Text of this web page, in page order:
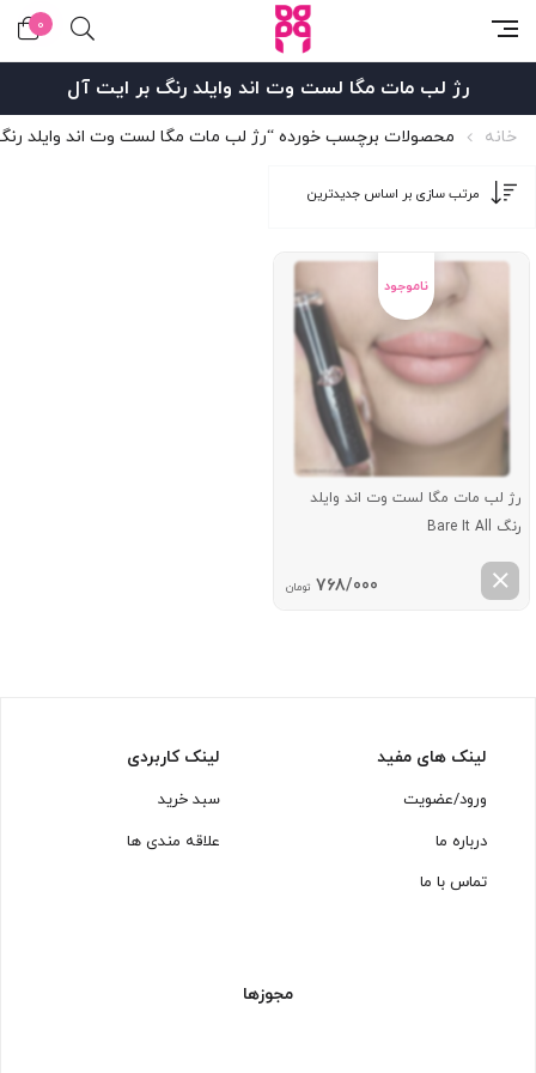
0
رژ لب مات مگا لست وت اند وایلد رنگ بر ایت آل
خانه محصولات برچسب خورده “رژ لب مات مگا لست وت اند وایلد
رژ لب مات مگا لست وت اند وایلد
رنگ Bare It All
768/000 تومان
لینک های مفید
ورود/عضویت
درباره ما
تماس با ما
لینک کاربردی
سبد خرید
علاقه مندی ها
مجوزها